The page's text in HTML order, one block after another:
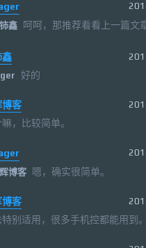
鑫 呵呵，那推荐看看上一篇文
鑫
好的
博客
，比较简单。
博客 嗯，确实很简单。
博客
特别适用，很多手机控都能用到。